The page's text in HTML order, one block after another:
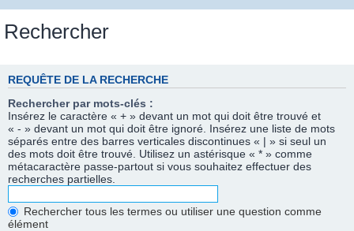
Rechercher
REQUÊTE DE LA RECHERCHE
Rechercher par mots-clés :
Insérez le caractère « + » devant un mot qui doit être trouvé et
« - » devant un mot qui doit être ignoré. Insérez une liste de mots
séparés entre des barres verticales discontinues « | » si seul un
des mots doit être trouvé. Utilisez un astérisque « * » comme
métacaractère passe-partout si vous souhaitez effectuer des
recherches partielles.
Rechercher tous les termes ou utiliser une question comme
élément